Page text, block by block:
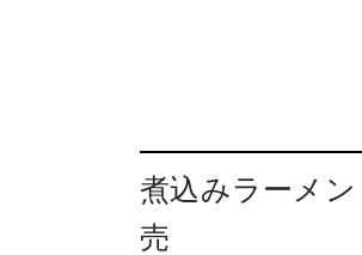
煮込みラーメ
売